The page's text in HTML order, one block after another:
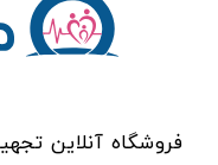
فروشگاه آنلاین